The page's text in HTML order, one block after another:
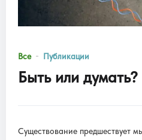
Все Публикации
Быть или думать?
Существование предшествует